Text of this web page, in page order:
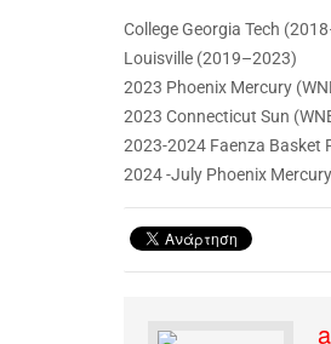
College Georgia Tech
Louisville (2019–2023)
2023 Phoenix Mercury
2023 Connecticut Sun
2023-2024 Faenza Basket
2024 -July Phoenix